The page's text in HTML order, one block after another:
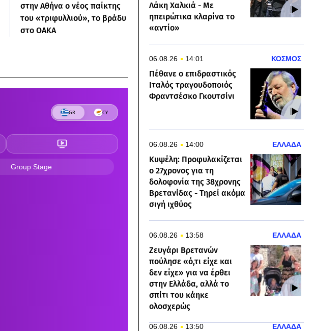
στην Αθήνα ο νέος παίκτης
του «τριφυλλιού», το βράδυ
στο ΟΑΚΑ
Λάκη Χαλκιά - Με
ηπειρώτικα κλαρίνα το
«αντίο»
06.08.26 14:01 ΚΟΣΜΟΣ
Πέθανε ο επιδραστικός
Ιταλός τραγουδοποιός
Φραντσέσκο Γκουτσίνι
06.08.26 14:00 ΕΛΛΑΔΑ
Κυψέλη: Προφυλακίζεται
ο 27χρονος για τη
δολοφονία της 38χρονης
Βρετανίδας - Τηρεί ακόμα
σιγή ιχθύος
06.08.26 13:58 ΕΛΛΑΔΑ
​Ζευγάρι Βρετανών
πούλησε «ό,τι είχε και
δεν είχε» για να έρθει
στην Ελλάδα, αλλά το
σπίτι του κάηκε
ολοσχερώς
06.08.26 13:50 ΕΛΛΑΔΑ